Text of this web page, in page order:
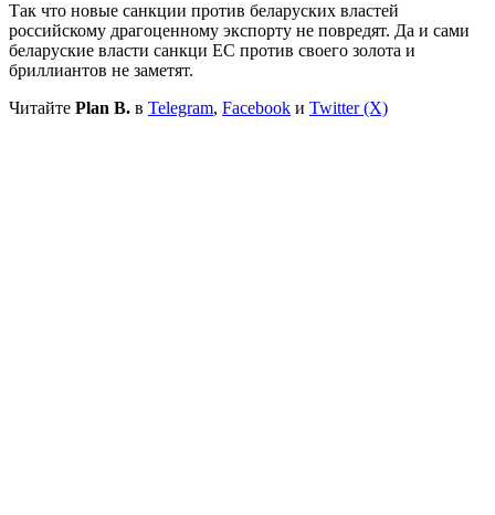
Так что новые санкции против беларуских властей
российскому драгоценному экспорту не повредят. Да и сами
беларуские власти санкци ЕС против своего золота и
бриллиантов не заметят.
Читайте Plan B. в Telegram, Facebook и Twitter (X)